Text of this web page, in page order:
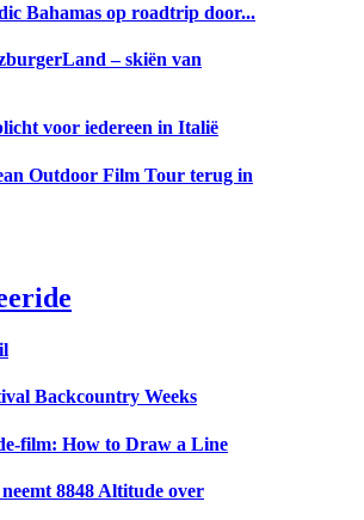
Bahamas op roadtrip door...
– skiën van
voor iedereen in Italië
Outdoor Film Tour terug in
Backcountry Weeks
film: How to Draw a Line
8848 Altitude over